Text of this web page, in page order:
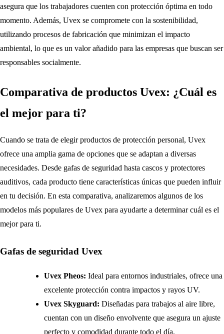
asegura que los trabajadores cuenten con protección óptima en todo
momento. Además, Uvex se compromete con la sostenibilidad,
utilizando procesos de fabricación que minimizan el impacto
ambiental, lo que es un valor añadido para las empresas que buscan ser
responsables socialmente.
Comparativa de productos Uvex: ¿Cuál es
el mejor para ti?
Cuando se trata de elegir productos de protección personal, Uvex
ofrece una amplia gama de opciones que se adaptan a diversas
necesidades. Desde gafas de seguridad hasta cascos y protectores
auditivos, cada producto tiene características únicas que pueden influir
en tu decisión. En esta comparativa, analizaremos algunos de los
modelos más populares de Uvex para ayudarte a determinar cuál es el
mejor para ti.
Gafas de seguridad Uvex
Uvex Pheos: Ideal para entornos industriales, ofrece una
excelente protección contra impactos y rayos UV.
Uvex Skyguard: Diseñadas para trabajos al aire libre,
cuentan con un diseño envolvente que asegura un ajuste
perfecto y comodidad durante todo el día.